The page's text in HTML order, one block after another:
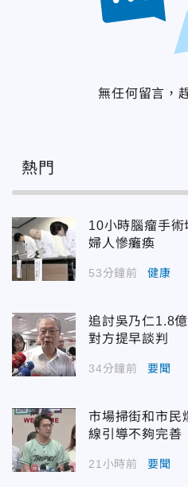
無任何留言，
熱門
10小時腦瘤手
婦人慘癱瘓
53分鐘前 健康
追討吳乃仁1.8
對方提早談判
34分鐘前 要聞
市場掃街和市民
線引導不夠完善
21小時前 要聞